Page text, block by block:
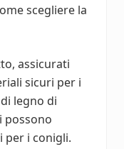
scegliere la
assicurati
sicuri per i
legno di
possono
per i conigli.